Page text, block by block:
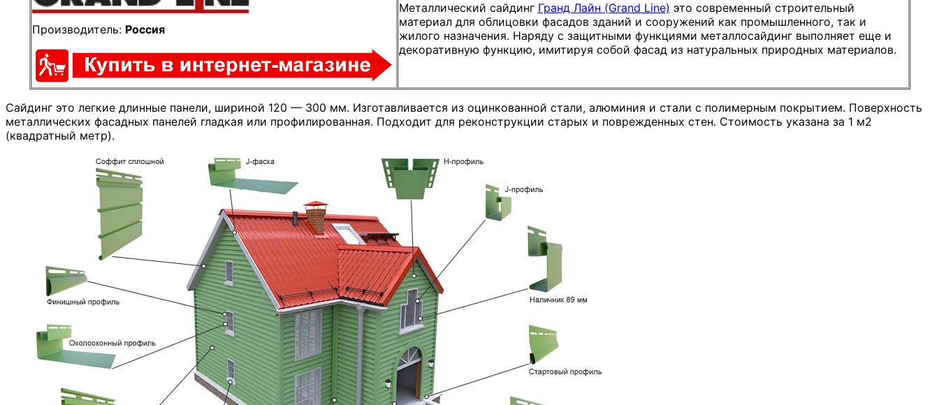
Производитель: Россия
Металлический сайдинг Гранд Лайн (Grand Line) это современный строительный
материал для облицовки фасадов зданий и сооружений как промышленного, так и
жилого назначения. Наряду с защитными функциями металлосайдинг выполняет еще и
декоративную функцию, имитируя собой фасад из натуральных природных материалов.
Сайдинг это легкие длинные панели, шириной 120 — 300 мм. Изготавливается из оцинкованной стали, алюминия и стали с полимерным покрытием. Поверхность
металлических фасадных панелей гладкая или профилированная. Подходит для реконструкции старых и поврежденных стен. Стоимость указана за 1 м2
(квадратный метр).